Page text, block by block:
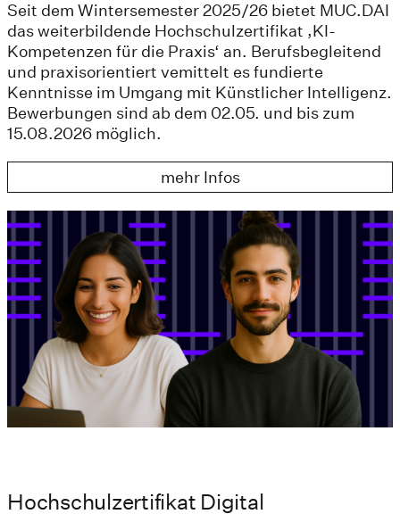
Seit dem Wintersemester 2025/26 bietet MUC.DAI
das weiterbildende Hochschulzertifikat ‚KI-
Kompetenzen für die Praxis‘ an. Berufsbegleitend
und praxisorientiert vemittelt es fundierte
Kenntnisse im Umgang mit Künstlicher Intelligenz.
Bewerbungen sind ab dem 02.05. und bis zum
15.08.2026 möglich.
mehr Infos
Hochschulzertifikat Digital